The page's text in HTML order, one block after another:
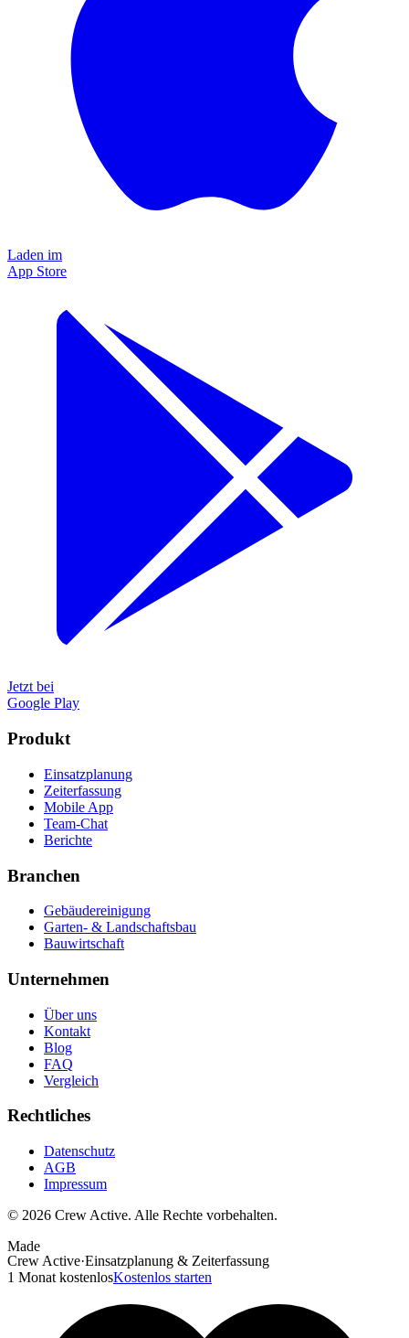
Laden im
App Store
Jetzt bei
Google Play
Produkt
Einsatzplanung
Zeiterfassung
Mobile App
Team-Chat
Berichte
Branchen
Gebäudereinigung
Garten- & Landschaftsbau
Bauwirtschaft
Unternehmen
Über uns
Kontakt
Blog
FAQ
Vergleich
Rechtliches
Datenschutz
AGB
Impressum
© 2026 Crew Active. Alle Rechte vorbehalten.
Made
Crew Active·Einsatzplanung & Zeiterfassung
1 Monat kostenlosKostenlos starten